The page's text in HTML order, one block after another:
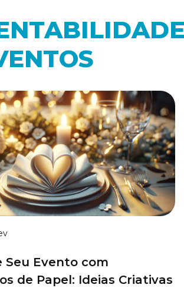
Seu Evento com
de Papel: Ideias Criativas